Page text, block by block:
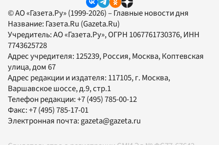
© АО «Газета.Ру» (1999-2026) – Главные новости дня
Название: Газета.Ru (Gazeta.Ru)
Учредитель:АО «Газета.Ру», ОГРН 1067761730376, ИНН
7743625728
Адрес учредителя: 125239, Россия, Москва, Коптевская
улица, дом 67
Адрес редакции и издателя: 117105, г. Москва,
Варшавское шоссе, д.9, стр.1
Телефон редакции:+7 (495) 785-00-12
Факс:+7 (495) 785-17-01
Электронная почта: gazeta@gazeta.ru